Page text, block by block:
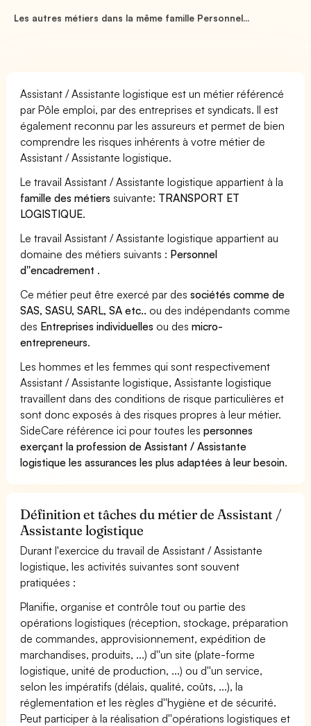
Les autres métiers dans la même famille Personnel...
Assistant / Assistante logistique est un métier référencé
par Pôle emploi, par des entreprises et syndicats. Il est
également reconnu par les assureurs et permet de bien
comprendre les risques inhérents à votre métier de
Assistant / Assistante logistique.
Le travail Assistant / Assistante logistique appartient à la
famille des métiers suivante: TRANSPORT ET
LOGISTIQUE.
Le travail Assistant / Assistante logistique appartient au
domaine des métiers suivants : Personnel
d''encadrement .
Ce métier peut être exercé par dessociétés comme de
SAS, SASU, SARL, SA etc.. ou des indépendants comme
des Entreprises individuelles ou desmicro-
entrepreneurs.
Les hommes et les femmes qui sont respectivement
Assistant / Assistante logistique, Assistante logistique
travaillent dans des conditions de risque particulières et
sont donc exposés à des risques propres à leur métier.
SideCare référence ici pour toutes lespersonnes
exerçant la profession de Assistant / Assistante
logistique les assurances les plus adaptées à leur besoin.
Définition et tâches du métier de Assistant /
Assistante logistique
Durant l'exercice du travail de Assistant / Assistante
logistique, les activités suivantes sont souvent
pratiquées :
Planifie, organise et contrôle tout ou partie des
opérations logistiques (réception, stockage, préparation
de commandes, approvisionnement, expédition de
marchandises, produits, ...) d''un site (plate-forme
logistique, unité de production, ...) ou d''un service,
selon les impératifs (délais, qualité, coûts, ...), la
réglementation et les règles d''hygiène et de sécurité.
Peut participer à la réalisation d''opérations logistiques et